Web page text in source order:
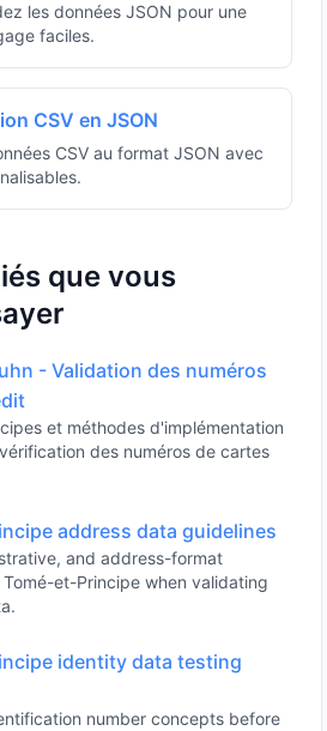
les données JSON pour une
faciles.
CSV en JSON
CSV au format JSON avec
que vous
- Validation des numéros
et méthodes d'implémentation
des numéros de cartes
address data guidelines
and address-format
et-Principe when validating
identity data testing
number concepts before